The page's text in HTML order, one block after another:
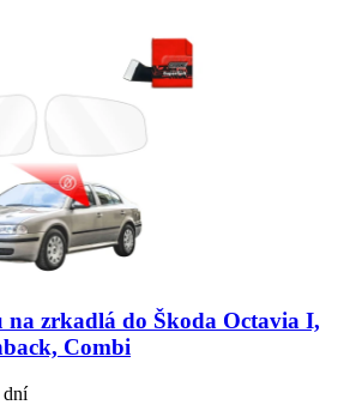
zrkadlá do Škoda Octavia I,
Combi
dní